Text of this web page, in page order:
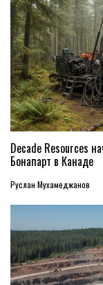
Decade Resources
Бонапарт в Канаде
Руслан Мухамеджанов